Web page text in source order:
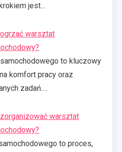
jest…
warsztat
to kluczowy
komfort pracy oraz
zadań.…
warsztat
to proces,